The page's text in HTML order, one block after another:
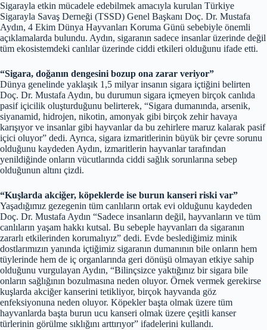
Sigarayla etkin mücadele edebilmek amacıyla kurulan Türkiye
Sigarayla Savaş Derneği (TSSD) Genel Başkanı Doç. Dr. Mustafa
Aydın, 4 Ekim Dünya Hayvanları Koruma Günü sebebiyle önemli
açıklamalarda bulundu. Aydın, sigaranın sadece insanlar üzerinde değil
tüm ekosistemdeki canlılar üzerinde ciddi etkileri olduğunu ifade etti.
“Sigara, doğanın dengesini bozup ona zarar veriyor”
Dünya genelinde yaklaşık 1,5 milyar insanın sigara içtiğini belirten
Doç. Dr. Mustafa Aydın, bu durumun sigara içmeyen birçok canlıda
pasif içicilik oluşturduğunu belirterek, “Sigara dumanında, arsenik,
siyanamid, hidrojen, nikotin, amonyak gibi birçok zehir havaya
karışıyor ve insanlar gibi hayvanlar da bu zehirlere maruz kalarak pasif
içici oluyor” dedi. Ayrıca, sigara izmaritlerinin büyük bir çevre sorunu
olduğunu kaydeden Aydın, izmaritlerin hayvanlar tarafından
yenildiğinde onların vücutlarında ciddi sağlık sorunlarına sebep
olduğunun altını çizdi.
“Kuşlarda akciğer, köpeklerde ise burun kanseri riski var”
Yaşadığımız gezegenin tüm canlıların ortak evi olduğunu kaydeden
Doç. Dr. Mustafa Aydın “Sadece insanların değil, hayvanların ve tüm
canlıların yaşam hakkı kutsal. Bu sebeple hayvanları da sigaranın
zararlı etkilerinden korumalıyız” dedi. Evde beslediğimiz minik
dostlarımızın yanında içtiğimiz sigaranın dumanının bile onların hem
tüylerinde hem de iç organlarında geri dönüşü olmayan etkiye sahip
olduğunu vurgulayan Aydın, “Bilinçsizce yaktığınız bir sigara bile
onların sağlığının bozulmasına neden oluyor. Örnek vermek gerekirse
kuşlarda akciğer kanserini tetikliyor, birçok hayvanda göz
enfeksiyonuna neden oluyor. Köpekler başta olmak üzere tüm
hayvanlarda başta burun ucu kanseri olmak üzere çeşitli kanser
türlerinin görülme sıklığını arttırıyor” ifadelerini kullandı.